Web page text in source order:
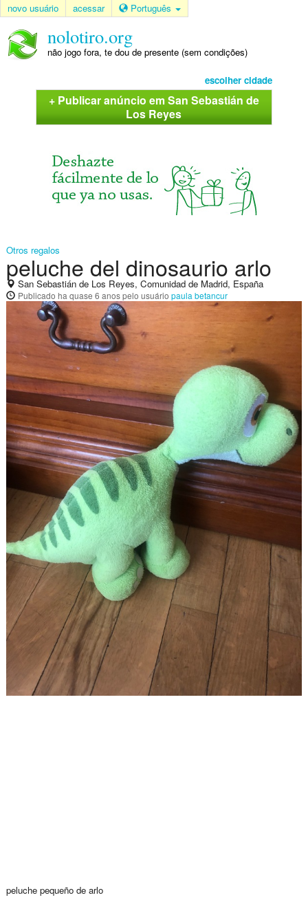
novo usuário acessar Português
nolotiro.org
não jogo fora, te dou de presente (sem condições)
escolher cidade
+ Publicar anúncio em San Sebastián de
Los Reyes
Otros regalos
peluche del dinosaurio arlo
San Sebastián de Los Reyes, Comunidad de Madrid, España
Publicado ha quase 6 anospelo usuário paula betancur
peluche pequeño de arlo